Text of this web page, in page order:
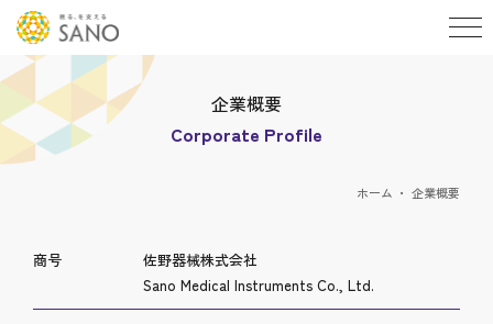
企業概要
Corporate Profile
ホーム 企業概要
商号
佐野器械株式会社
Sano Medical Instruments Co., Ltd.